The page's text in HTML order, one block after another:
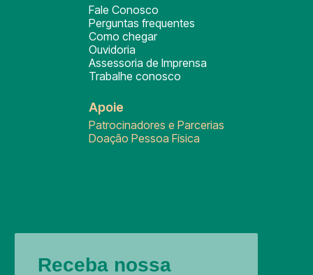
Fale Conosco
Perguntas frequentes
Como chegar
Ouvidoria
Assessoria de Imprensa
Trabalhe conosco
Apoie
Patrocinadores e Parcerias
Doação Pessoa Física